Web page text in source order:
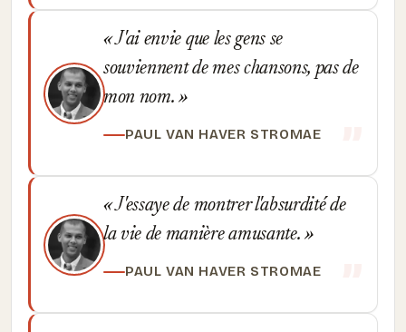
J'ai envie que les gens se
souviennent de mes chansons, pas de
mon nom.
PAUL VAN HAVER STROMAE
J'essaye de montrer l'absurdité de
la vie de manière amusante.
PAUL VAN HAVER STROMAE